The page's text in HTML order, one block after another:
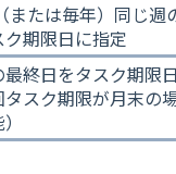
または毎年）同じ週
ク期限日に指定
最終日をタスク期限
タスク期限が月末の